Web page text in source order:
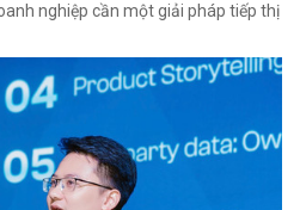
nghiệp cần một giải pháp tiếp thị